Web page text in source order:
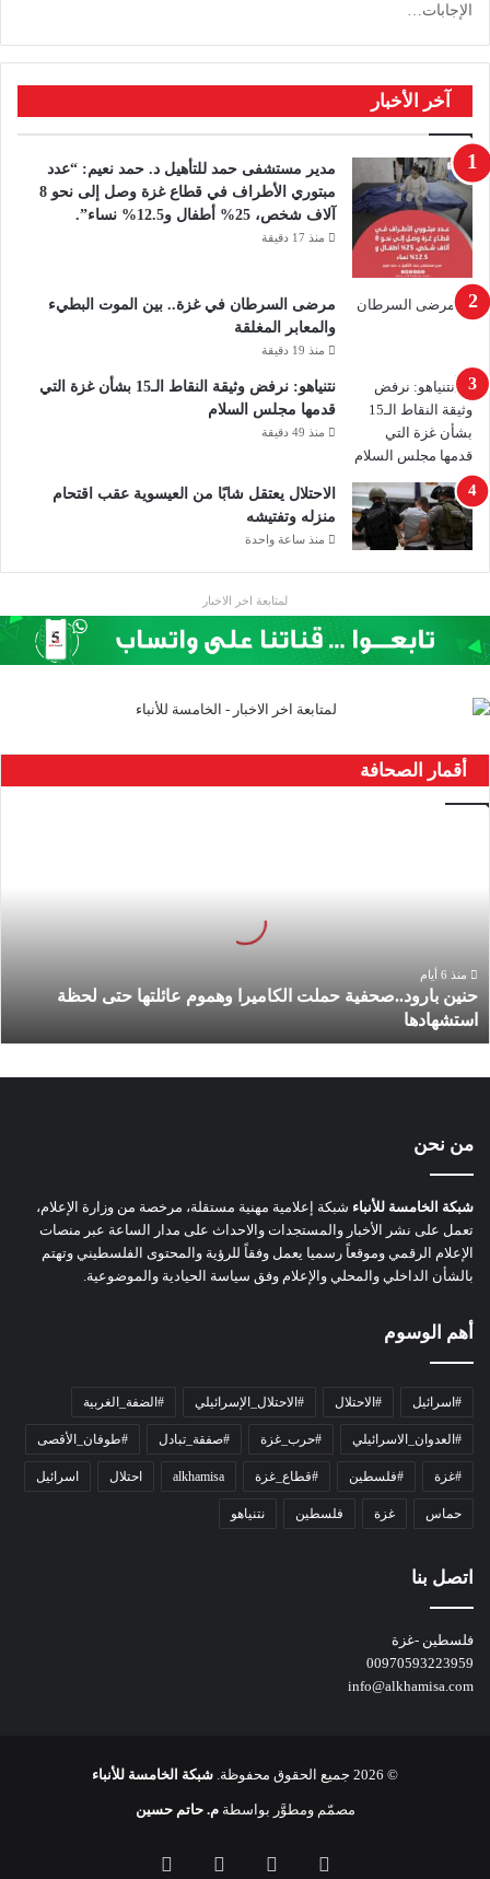
الإجابات…
آخر الأخبار
مدير مستشفى حمد للتأهيل د. حمد نعيم: “عدد
مبتوري الأطراف في قطاع غزة وصل إلى نحو 8
آلاف شخص، 25% أطفال و12.5% نساء”.
منذ 17 دقيقة
مرضى السرطان في غزة.. بين الموت البطيء
والمعابر المغلقة
منذ 19 دقيقة
نتنياهو: نرفض وثيقة النقاط الـ15 بشأن غزة التي
قدمها مجلس السلام
منذ 49 دقيقة
الاحتلال يعتقل شابًا من العيسوية عقب اقتحام
منزله وتفتيشه
منذ ساعة واحدة
لمتابعة اخر الاخبار
أقمار الصحافة
.
منذ 6 أيام
حنين بارود..صحفية حملت الكاميرا وهموم عائلتها حتى لحظة
استشهادها
من نحن
شبكة الخامسة للأنباء شبكة إعلامية مهنية مستقلة، مرخصة من وزارة الإعلام،
تعمل على نشر الأخبار والمستجدات والاحداث على مدار الساعة عبر منصات
الإعلام الرقمي وموقعاً رسميا يعمل وفقاً للرؤية والمحتوى الفلسطيني وتهتم
بالشأن الداخلي والمحلي والإعلام وفق سياسة الحيادية والموضوعية.
أهم الوسوم
#اسرائيل #الاحتلال #الاحتلال_الإسرائيلي #الضفة_الغربية
#العدوان_الاسرائيلي #حرب_غزة #صفقة_تبادل #طوفان_الأقصى
#غزة #فلسطين #قطاع_غزة alkhamisa احتلال اسرائيل
حماس غزة فلسطين نتنياهو
اتصل بنا
فلسطين -غزة
00970593223959
info@alkhamisa.com
© 2026 جميع الحقوق محفوظة. شبكة الخامسة للأنباء
مصمّم ومطوَّر بواسطةم. حاتم حسين
فيسبوك ‫YouTube